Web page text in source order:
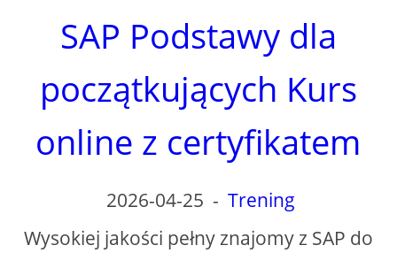
SAP Podstawy dla
początkujących Kurs
online z certyfikatem
2026-04-25 - Trening
Wysokiej jakości pełny znajomy z SAP do